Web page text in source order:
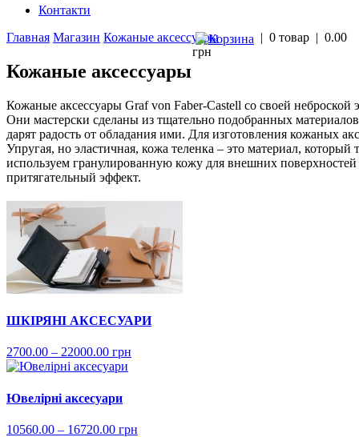
Контакти
Главная Магазин Кожаные аксессуары | 0 товар | 0.00
грн
Кожаные аксессуары
Кожаные аксессуары Graf von Faber-Castell со своей
Они мастерски сделаны из тщательно подобранных
дарят радость от обладания ими. Для изготовления кожаных
Упругая, но эластичная, кожа теленка – это материал,
используем гранулированную кожу для внешних
притягательный эффект.
ШКІРЯНІ АКСЕСУАРИ
2700.00 – 22000.00 грн
Ювелірні аксесуари
10560.00 – 16720.00 грн